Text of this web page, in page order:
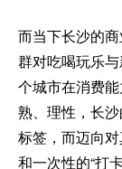
而当下长沙的
群对吃喝玩乐
个城市在消费
熟、理性，长
标签，而迈向
和一次性的“打